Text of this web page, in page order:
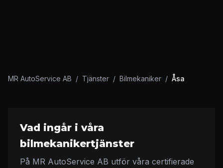
MR AutoService AB / Tjänster / Bilmekaniker / Åsa
Vad ingår i våra
bilmekanikertjänster
På MR AutoService AB utför våra certifierade